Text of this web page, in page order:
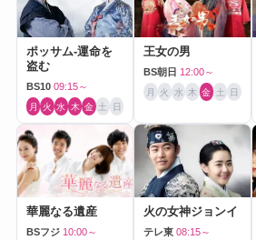
ポッサム-運命を
盗む
BS10 09:15～
月 火 水 木 金 土 日
王女の男
BS朝日 12:00～
月 火 水 木 金 土 日
華麗なる遺産
BSフジ 10:00～
火の女神ジョンイ
テレ東 08:15～